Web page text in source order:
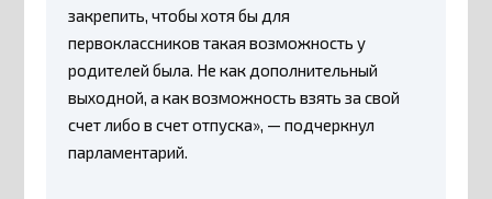
закрепить, чтобы хотя бы для
первоклассников такая возможность у
родителей была. Не как дополнительный
выходной, а как возможность взять за свой
счет либо в счет отпуска», — подчеркнул
парламентарий.